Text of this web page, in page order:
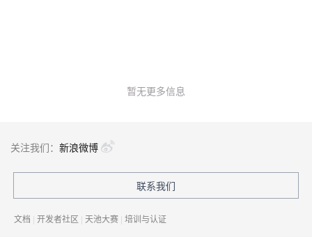
暂无更多信息
关注我们： 新浪微博
联系我们
文档 | 开发者社区 | 天池大赛 | 培训与认证